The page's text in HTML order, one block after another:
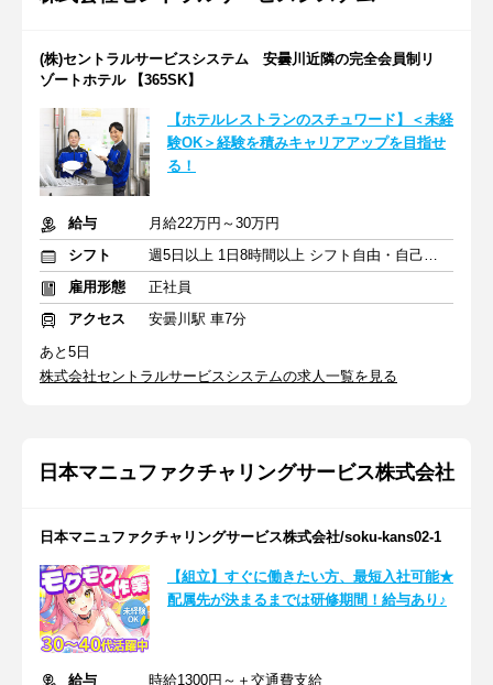
(株)セントラルサービスシステム 安曇川近隣の完全会員制リ
ゾートホテル 【365SK】
【ホテルレストランのスチュワード】＜未経
験OK＞経験を積みキャリアアップを目指せ
る！
給与
月給22万円～30万円
シフト
週5日以上 1日8時間以上 シフト自由・自己申告
雇用形態
正社員
アクセス
安曇川駅 車7分
あと5日
株式会社セントラルサービスシステムの求人一覧を見る
日本マニュファクチャリングサービス株式会社
日本マニュファクチャリングサービス株式会社/soku-kans02-1
【組立】すぐに働きたい方、最短入社可能★
配属先が決まるまでは研修期間！給与あり♪
給与 時給1300円～＋交通費支給